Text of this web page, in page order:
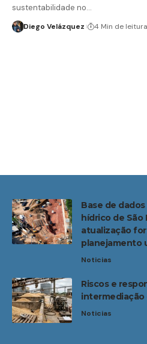
sustentabilidade no…
Diego Velázquez 4 Min de leitura
Base de
hídrico de São
atualização
planejamento
Noticias
Riscos e
intermediação
Noticias